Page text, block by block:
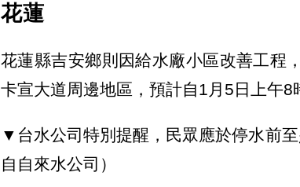
花蓮
花蓮縣吉安鄉則因給水廠小區改善工程
卡宣大道周邊地區，預計自1月5日上午8
▼台水公司特別提醒，民眾應於停水前
自自來水公司）